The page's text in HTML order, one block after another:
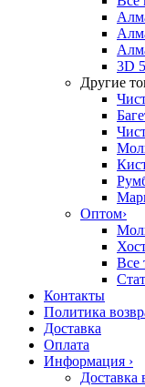
3D
Другие
Оптом›
Все
Контакты
Политика
Доставка
Оплата
Информация ›